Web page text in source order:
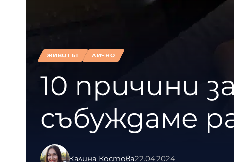
ЖИВОТЪТ ЛИЧНО
10 причини
събуждаме
Калина Костова22.04.2024